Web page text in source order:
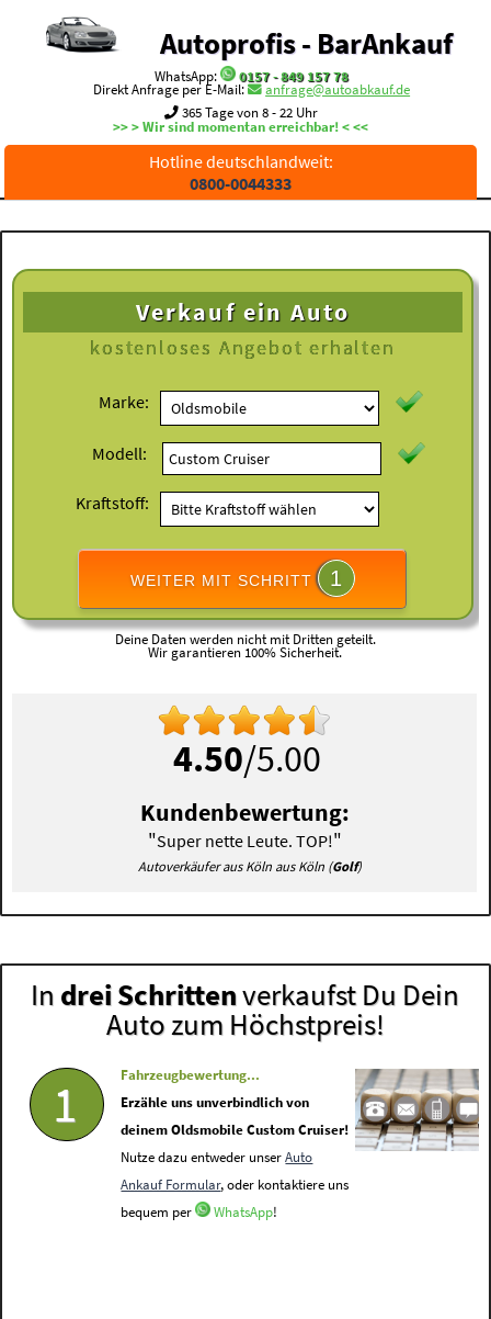
Autoprofis - BarAnkauf
WhatsApp:
0157 - 849 157 78
Direkt Anfrage per E-Mail:
anfrage@autoabkauf.de
365 Tage von 8 - 22 Uhr
>> > Wir sind momentan erreichbar! < <<
Hotline deutschlandweit:
0800-0044333
Verkauf ein Auto
kostenloses Angebot erhalten
Marke:
Modell:
Kraftstoff:
WEITER MIT SCHRITT 1
Deine Daten werden nicht mit Dritten geteilt.
Wir garantieren 100% Sicherheit.
4.50/5.00
Kundenbewertung:
"Super nette Leute. TOP!"
Autoverkäufer aus Köln aus Köln (Golf)
In drei Schrittenverkaufst Du Dein
Auto zum Höchstpreis!
1
Fahrzeugbewertung...
Erzähle uns unverbindlich von
deinem Oldsmobile Custom Cruiser!
Nutze dazu entweder unserAuto
Ankauf Formular, oder kontaktiere uns
bequem per
WhatsApp!